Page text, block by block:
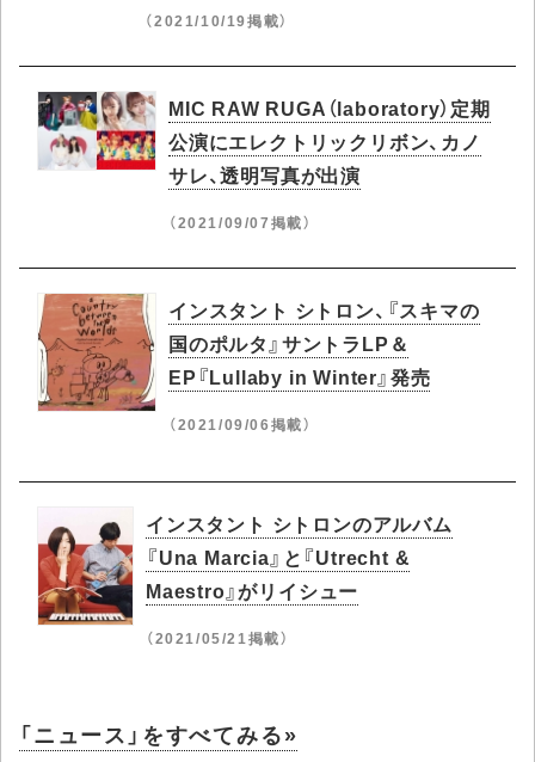
（2021/10/19掲載）
MIC RAW RUGA（laboratory）定期
公演にエレクトリックリボン、カノ
サレ、透明写真が出演
（2021/09/07掲載）
インスタント シトロン、『スキマの
国のポルタ』サントラLP＆
EP『Lullaby in Winter』発売
（2021/09/06掲載）
インスタント シトロンのアルバム
『Una Marcia』と『Utrecht &
Maestro』がリイシュー
（2021/05/21掲載）
「ニュース」をすべてみる»